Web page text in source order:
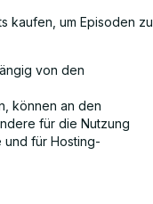
kaufen, um Episoden zu
von den
können an den
für die Nutzung
und für Hosting-